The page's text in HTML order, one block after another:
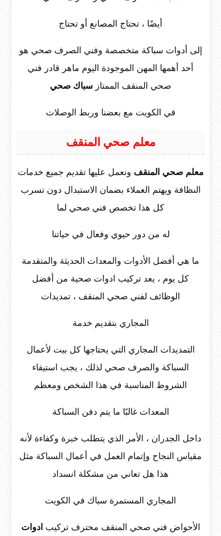
أيضًا ، تحتاج المصانع أو تحتاج
إلى أدوات سباكة متخصصة وفني الصرف صحي هو
أحد أهمها المهن الموجودة اليوم ماهر قادر فني
صحي المنقف الممتاز سباك صحي
في الكويت مع بعضنا وربط الوصلات
معلم صحي المنقف
معلم صحي المنقف ونعمل عليها تقديم جميع خدمات
النظافة ويهتم العملاء بضمان الاستبدال دون تسرب
كل هذا تخصص فني صحي لما
له من دور حيوي وفعال في حياتنا
ما هي أفضل الأدوات والمعدات الحديثة والمتقدمة
كل يوم ، يعد تركيب ادوات صحية من أفضل
الوظائف لفني صحي المنقف ، تمديدات
المجاري بتقديم خدمة
التمديدات المجاري التي يحتاجها كل بيت لأعمال
السباكة والصرف صحي لذلك ، يجب استيفاء
الشروط المناسبة في هذا الشخص ومعظم
المعدات غالبًا ما يتم دفن السباكة
داخل الجدران ، الأمر الذي يتطلب خبرة وكفاءة لأنه
مقياس النجاح وإتمام العمل في أعمال السباكة مثل
هذا هل تعاني من مشكلة انسداد
المجاري المستمرة سباك في الكويت
الأحواض فني صحي المنقف محترف تركيب ادوات